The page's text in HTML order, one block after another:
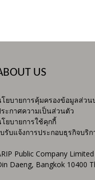
US
ยบายการคุ้มครองข้อมูลส่วน
ะกาศความเป็นส่วนตัว
ยบายการใช้คุกกี้
รับแจ้งการประกอบธุรกิจบริ
Public Company
Daeng, Bangkok 10400